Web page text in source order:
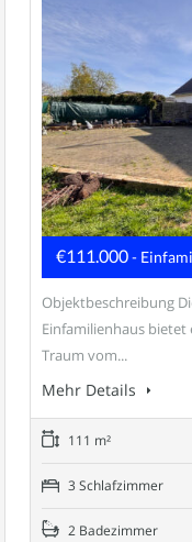
€111.000-
Objektbeschreibung
Einfamilienhaus bietet
Traum vom...
Mehr Details
111 m²
3 Schlafzimmer
2 Badezimmer